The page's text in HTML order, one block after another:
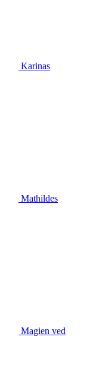
Karinas
Mathildes
Magien ved